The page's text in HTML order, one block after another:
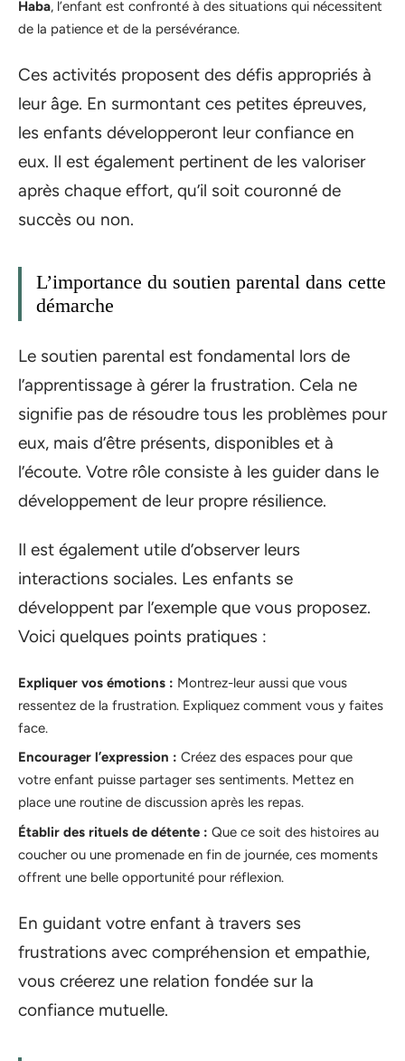
Haba, l’enfant est confronté à des situations qui nécessitent
de la patience et de la persévérance.
Ces activités proposent des défis appropriés à
leur âge. En surmontant ces petites épreuves,
les enfants développeront leur confiance en
eux. Il est également pertinent de les valoriser
après chaque effort, qu’il soit couronné de
succès ou non.
L’importance du soutien parental dans cette
démarche
Le soutien parental est fondamental lors de
l’apprentissage à gérer la frustration. Cela ne
signifie pas de résoudre tous les problèmes pour
eux, mais d’être présents, disponibles et à
l’écoute. Votre rôle consiste à les guider dans le
développement de leur propre résilience.
Il est également utile d’observer leurs
interactions sociales. Les enfants se
développent par l’exemple que vous proposez.
Voici quelques points pratiques :
Expliquer vos émotions : Montrez-leur aussi que vous
ressentez de la frustration. Expliquez comment vous y faites
face.
Encourager l’expression : Créez des espaces pour que
votre enfant puisse partager ses sentiments. Mettez en
place une routine de discussion après les repas.
Établir des rituels de détente : Que ce soit des histoires au
coucher ou une promenade en fin de journée, ces moments
offrent une belle opportunité pour réflexion.
En guidant votre enfant à travers ses
frustrations avec compréhension et empathie,
vous créerez une relation fondée sur la
confiance mutuelle.